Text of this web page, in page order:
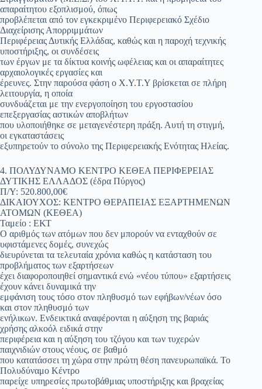
απαραίτητου εξοπλισμού, όπως
προβλέπεται από τον εγκεκριμένο Περιφερειακό Σχέδιο
Διαχείρισης Απορριμμάτων
Περιφέρειας Δυτικής Ελλάδας, καθώς και η παροχή τεχνικής
υποστήριξης, οι συνδέσεις
των έργων με τα δίκτυα κοινής ωφέλειας και οι απαραίτητες
αρχαιολογικές εργασίες και
έρευνες. Στην παρούσα φάση ο Χ.Υ.Τ.Υ βρίσκεται σε πλήρη
λειτουργία, η οποία
συνδυάζεται με την ενεργοποίηση του εργοστασίου
επεξεργασίας αστικών αποβλήτων
που υλοποιήθηκε σε μεταγενέστερη πράξη. Αυτή τη στιγμή,
οι εγκαταστάσεις
εξυπηρετούν το σύνολο της Περιφερειακής Ενότητας Ηλείας.
4. ΠΟΛΥΔΥΝΑΜΟ ΚΕΝΤΡΟ ΚΕΘΕΑ ΠΕΡΙΦΕΡΕΙΑΣ
ΔΥΤΙΚΗΣ ΕΛΛΑΔΟΣ (έδρα Πύργος)
Π/Υ: 520.800,00€
ΔΙΚΑΙΟΥΧΟΣ: ΚΕΝΤΡΟ ΘΕΡΑΠΕΙΑΣ ΕΞΑΡΤΗΜΕΝΩΝ
ΑΤΟΜΩΝ (ΚΕΘΕΑ)
Ταμείο : ΕΚΤ
Ο αριθμός των ατόμων που δεν μπορούν να ενταχθούν σε
υφιστάμενες δομές, συνεχώς
διευρύνεται τα τελευταία χρόνια καθώς η κατάσταση του
προβλήματος των εξαρτήσεων
έχει διαφοροποιηθεί σημαντικά ενώ «νέου τύπου» εξαρτήσεις
έχουν κάνει δυναμικά την
εμφάνιση τους τόσο στον πληθυσμό των εφήβων/νέων όσο
και στον πληθυσμό των
ενήλικων. Ενδεικτικά αναφέρονται η αύξηση της βαριάς
χρήσης αλκοόλ ειδικά στην
περιφέρεια και η αύξηση του τζόγου και των τυχερών
παιχνιδιών στους νέους, σε βαθμό
που κατατάσσει τη χώρα στην πρώτη θέση πανευρωπαϊκά. Το
Πολυδύναμο Κέντρο
παρείχε υπηρεσίες πρωτοβάθμιας υποστήριξης και βραχείας